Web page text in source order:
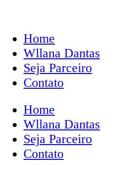
Home
Wllana Dantas
Seja Parceiro
Contato
Home
Wllana Dantas
Seja Parceiro
Contato